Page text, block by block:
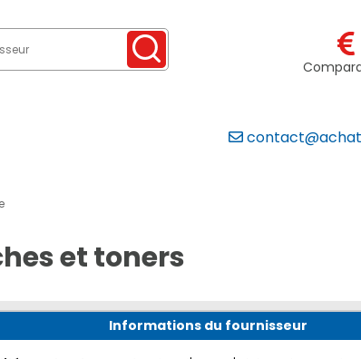
et toners
Informations du fournisseur